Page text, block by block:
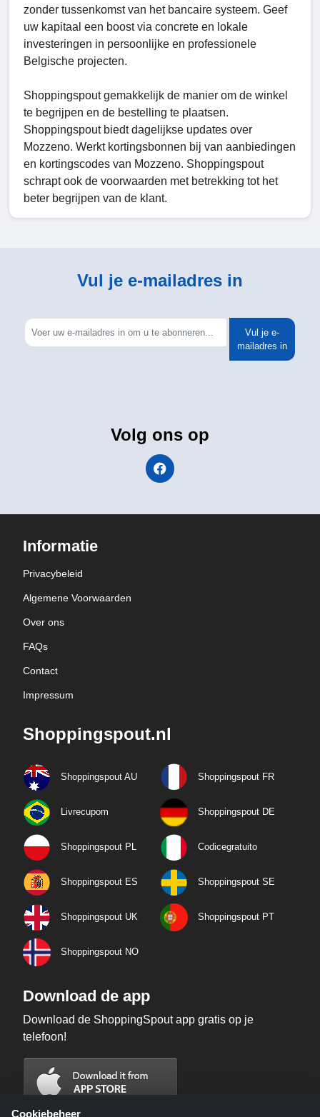
zonder tussenkomst van het bancaire systeem. Geef
uw kapitaal een boost via concrete en lokale
investeringen in persoonlijke en professionele
Belgische projecten.
Shoppingspout gemakkelijk de manier om de winkel
te begrijpen en de bestelling te plaatsen.
Shoppingspout biedt dagelijkse updates over
Mozzeno. Werkt kortingsbonnen bij van aanbiedingen
en kortingscodes van Mozzeno. Shoppingspout
schrapt ook de voorwaarden met betrekking tot het
beter begrijpen van de klant.
Vul je e-mailadres in
Vul je e-
mailadres in
Volg ons op
Informatie
Privacybeleid
Algemene Voorwaarden
Over ons
FAQs
Contact
Impressum
Shoppingspout.nl
Shoppingspout AU Shoppingspout FR
Livrecupom Shoppingspout DE
Shoppingspout PL Codicegratuito
Shoppingspout ES Shoppingspout SE
Shoppingspout UK Shoppingspout PT
Shoppingspout NO
Download de app
Download de ShoppingSpout app gratis op je
telefoon!
Cookiebeheer